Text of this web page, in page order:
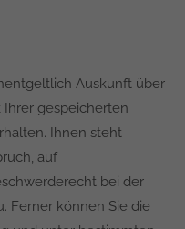
Auskunft über
gespeicherten
Ihnen steht
auf
bei der
Ferner können Sie die